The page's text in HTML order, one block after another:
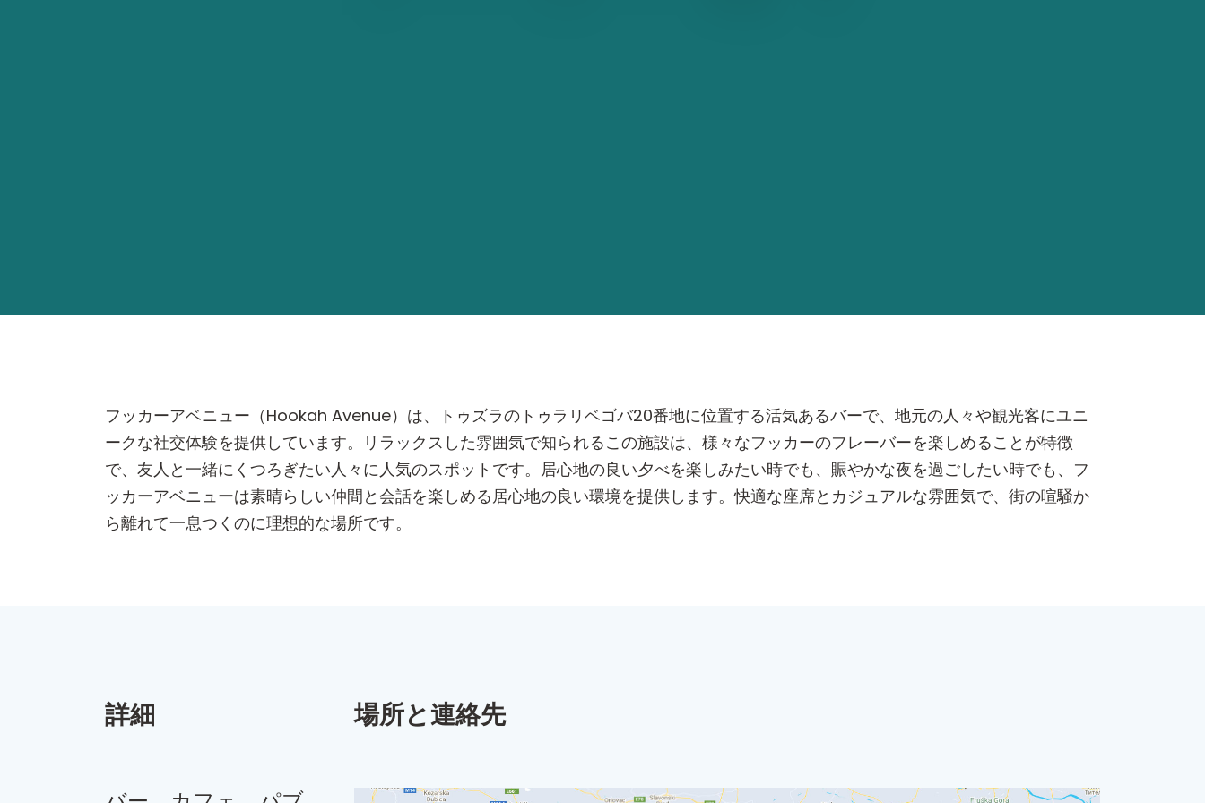
フッカーアベニュー（Hookah Avenue）は、トゥズラのトゥラリベゴバ20番地に位置する活気あるバーで、地元の人々や観光客にユニ
ークな社交体験を提供しています。リラックスした雰囲気で知られるこの施設は、様々なフッカーのフレーバーを楽しめることが特徴
で、友人と一緒にくつろぎたい人々に人気のスポットです。居心地の良い夕べを楽しみたい時でも、賑やかな夜を過ごしたい時でも、フ
ッカーアベニューは素晴らしい仲間と会話を楽しめる居心地の良い環境を提供します。快適な座席とカジュアルな雰囲気で、街の喧騒か
ら離れて一息つくのに理想的な場所です。
詳細 場所と連絡先